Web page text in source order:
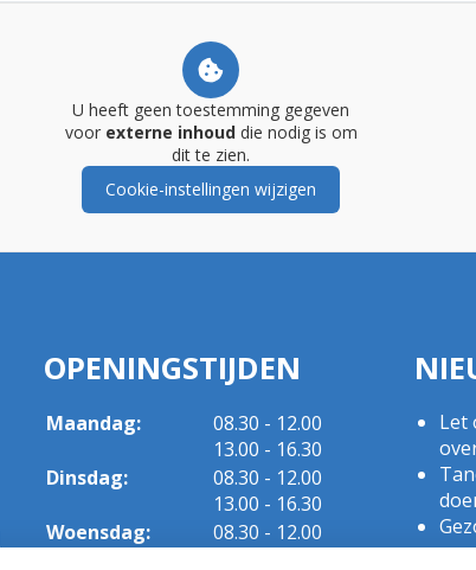
U heeft geen toestemming gegeven
voor externe inhouddie nodig is om
dit te zien.
Cookie-instellingen wijzigen
OPENINGSTIJDEN
Maandag: 08.30 tot
- 12.00
13.00 tot
- 16.30
Dinsdag:
08.30 tot
- 12.00
13.00 tot
- 16.30
Woensdag:
08.30 tot
- 12.00
Let